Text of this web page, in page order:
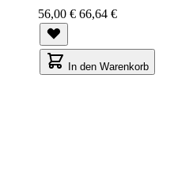
56,00 € 66,64 €
In den Warenkorb